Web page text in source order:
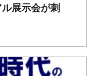
展示会が刺